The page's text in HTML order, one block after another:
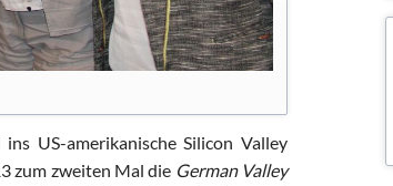
US-amerikanische Silicon Valley
zum zweiten Mal die German Valley